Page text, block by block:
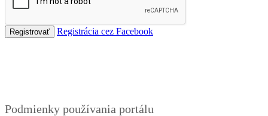
Registrácia cez Facebook
Podmienky používania portálu